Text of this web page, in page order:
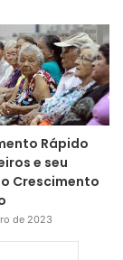
Rápido
e seu
Crescimento
de 2023